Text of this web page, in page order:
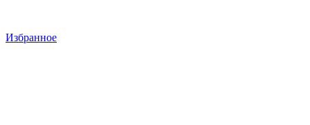
Избранное